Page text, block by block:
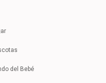
del Bebé